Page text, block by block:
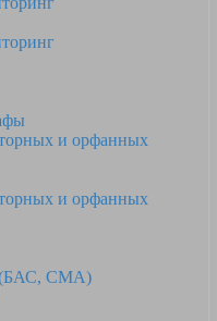
и орфанных
и орфанных
(БАС, СМА)